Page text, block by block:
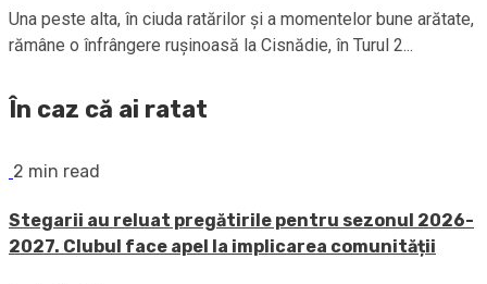
Una peste alta, în ciuda ratărilor şi a momentelor bune arătate,
rămâne o înfrângere ruşinoasă la Cisnădie, în Turul 2...
În caz că ai ratat
2 min read
Stegarii au reluat pregătirile pentru sezonul 2026-
2027. Clubul face apel la implicarea comunității